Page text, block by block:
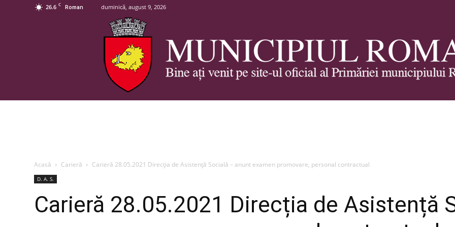
26.6 C Roman duminică, august 9, 2026
Roman
Acasă Carieră Carieră 28.05.2021 Direcția de Asistență Socială – anunt examen promovare, personal contractual
D. A. S.
Carieră 28.05.2021 Direcția de Asistență